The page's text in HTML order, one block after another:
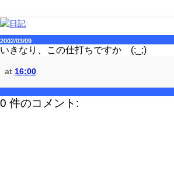
2002/03/09
いきなり、この仕打ちですか (;_;)
at 16:00
0 件のコメント: